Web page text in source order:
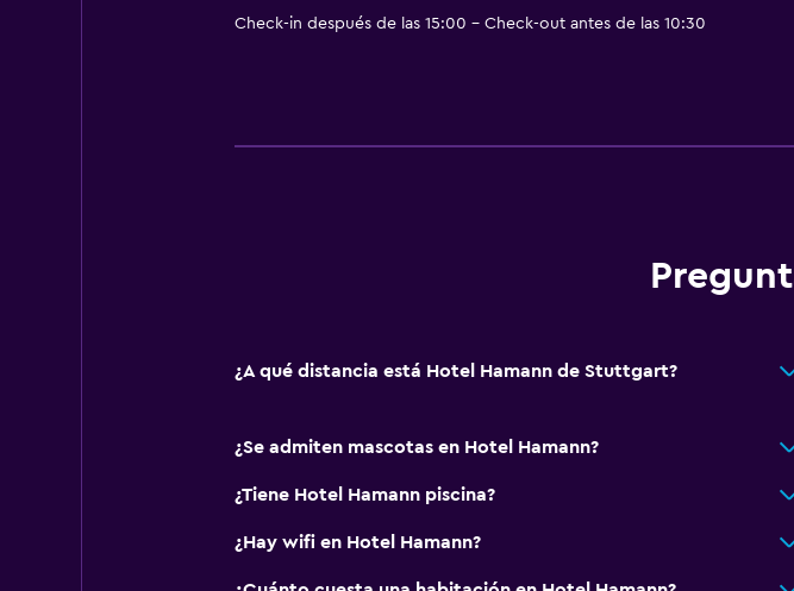
Alfombrado
La comida se puede entregar en el alojamiento
Caja fuerte
Servicio de habitaciones
Acceso con llave
Check-in después de las 15:00 - Check-out antes de las 10:30
¿A qué distancia está Hotel Hamann de Stuttgart?
¿Se admiten mascotas en Hotel Hamann?
¿Tiene Hotel Hamann piscina?
¿Hay wifi en Hotel Hamann?